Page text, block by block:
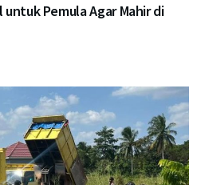
Pemula Agar Mahir di